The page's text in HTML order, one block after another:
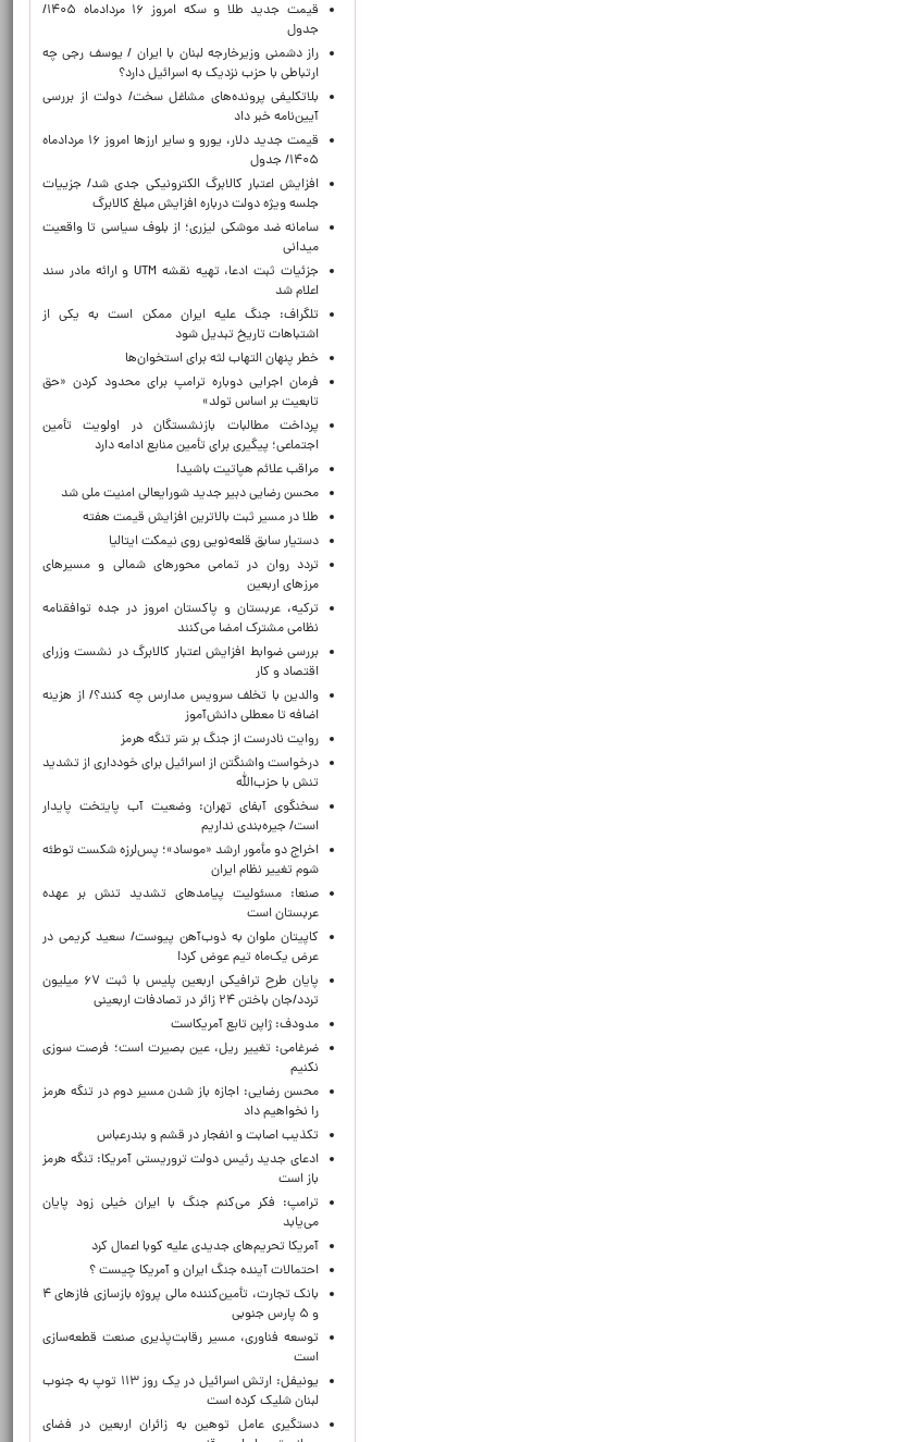
قیمت جدید طلا و سکه امروز ۱۶ مردادماه ۱۴۰۵/
جدول
راز دشمنی وزیرخارجه لبنان با ایران / یوسف رجی چه
ارتباطی با حزب نزدیک به اسرائیل دارد؟
بلاتکلیفی پرونده‌های مشاغل سخت/ دولت از بررسی
آیین‌نامه خبر داد
قیمت جدید دلار، یورو و سایر ارزها امروز ۱۶ مردادماه
۱۴۰۵/ جدول
افزایش اعتبار کالابرگ الکترونیکی جدی شد/ جزییات
جلسه ویژه دولت درباره افزایش مبلغ کالابرگ
سامانه ضد موشکی لیزری؛ از بلوف سیاسی تا واقعیت
میدانی
جزئیات ثبت ادعا، تهیه نقشه UTM و ارائه مادر سند
اعلام شد
تلگراف: جنگ علیه ایران ممکن است به یکی از
اشتباهات تاریخ تبدیل شود
خطر پنهان التهاب لثه برای استخوان‌ها
فرمان اجرایی دوباره ترامپ برای محدود کردن «حق
تابعیت بر اساس تولد»
پرداخت مطالبات بازنشستگان در اولویت تأمین
اجتماعی؛ پیگیری برای تأمین منابع ادامه دارد
مراقب علائم هپاتیت باشید!
محسن رضایی دبیر جدید شورایعالی امنیت ملی شد
طلا در مسیر ثبت بالاترین افزایش قیمت هفته
دستیار سابق قلعه‌نویی روی نیمکت ایتالیا
تردد روان در تمامی محورهای شمالی و مسیرهای
مرزهای اربعین
ترکیه، عربستان و پاکستان امروز در جده توافقنامه
نظامی مشترک امضا می‌کنند
بررسی ضوابط افزایش اعتبار کالابرگ در نشست وزرای
اقتصاد و کار
والدین با تخلف سرویس مدارس چه کنند؟/ از هزینه
اضافه تا معطلی دانش‌آموز
روایت نادرست از جنگ بر سَر تنگه هرمز
درخواست واشنگتن از اسرائیل برای خودداری از تشدید
تنش با حزب‌الله
سخنگوی آبفای تهران: وضعیت آب پایتخت پایدار
است/ جیره‌بندی نداریم
اخراج دو مأمور ارشد «موساد»؛ پس‌لرزه شکست توطئه
شوم تغییر نظام ایران
صنعا: مسئولیت پیامدهای تشدید تنش بر عهده
عربستان است
کاپیتان ملوان به ذوب‌آهن پیوست/ سعید کریمی در
عرض یک‌ماه تیم عوض کرد!
پایان طرح ترافیکی اربعین پلیس با ثبت ۶۷ میلیون
تردد/جان باختن ۲۴ زائر در تصادفات اربعینی
مدودف: ژاپن تابع آمریکاست
ضرغامی: تغییر ریل، عین بصیرت است؛ فرصت سوزی
نکنیم
محسن رضایی: اجازه باز شدن مسیر دوم در تنگه هرمز
را نخواهیم داد
تکذیب اصابت و انفجار در قشم و بندرعباس
ادعای جدید رئیس دولت تروریستی آمریکا: تنگه هرمز
باز است
ترامپ: فکر می‌کنم جنگ با ایران خیلی زود پایان
می‌یابد
آمریکا تحریم‌های جدیدی علیه کوبا اعمال کرد
احتمالات آینده جنگ ایران و آمریکا چیست ؟
بانک تجارت، تأمین‌کننده مالی پروژه بازسازی فازهای ۴
و ۵ پارس جنوبی
توسعه فناوری، مسیر رقابت‌پذیری صنعت قطعه‌سازی
است
یونیفل: ارتش اسرائیل در یک روز ۱۱۳ توپ به جنوب
لبنان شلیک کرده است
دستگیری عامل توهین به زائران اربعین در فضای